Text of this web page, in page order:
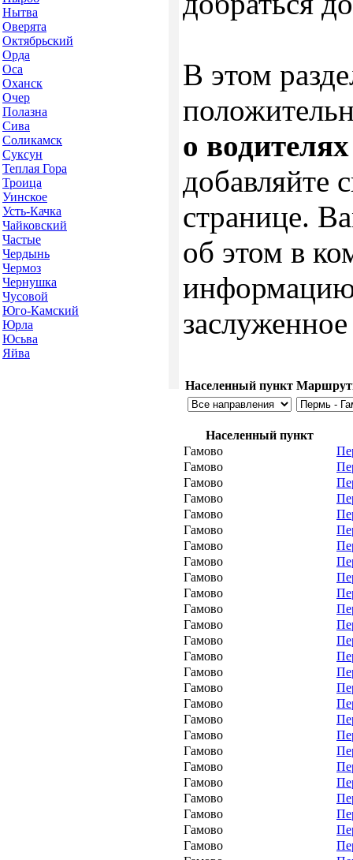
Нытва
Оверята
Октябрьский
Орда
Оса
Оханск
Очер
Полазна
Сива
Соликамск
Суксун
Теплая Гора
Троица
Уинское
Усть-Качка
Чайковский
Частые
Чердынь
Чермоз
Чернушка
Чусовой
Юго-Камский
Юрла
Юсьва
Яйва
В этом
о водителях
добавляйте
странице.
об этом в
информацию
Населенный пункт
Населенный пункт
Гамово
Гамово
Гамово
Гамово
Гамово
Гамово
Гамово
Гамово
Гамово
Гамово
Гамово
Гамово
Гамово
Гамово
Гамово
Гамово
Гамово
Гамово
Гамово
Гамово
Гамово
Гамово
Гамово
Гамово
Гамово
Гамово